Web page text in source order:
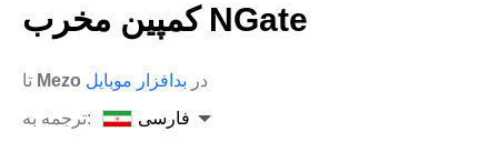
کمپین مخرب NGate
Mezo در بدافزار موبایل
ترجمه به:
فارسی